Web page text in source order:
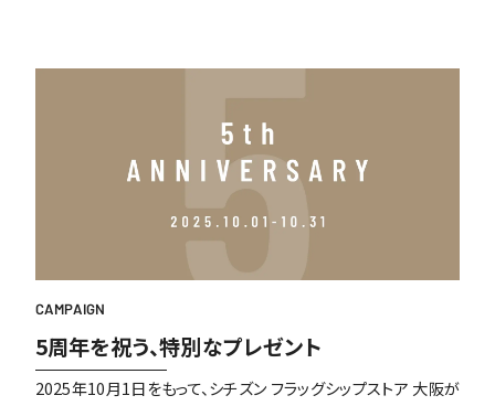
CAMPAIGN
5周年を祝う、特別なプレゼント
2025年10月1日をもって、シチズン フラッグシップストア 大阪が